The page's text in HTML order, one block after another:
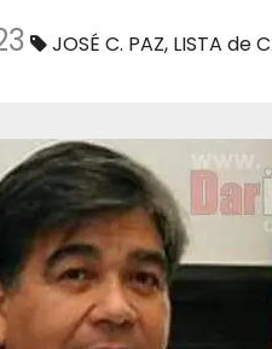
JOSÉ C. PAZ, LISTA de